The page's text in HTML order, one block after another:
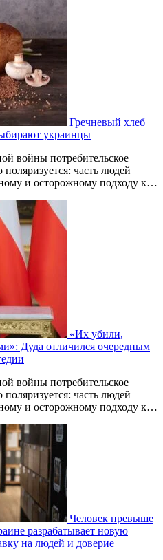
Гречневый хлеб
украинцы
войны потребительское
часть людей
и осторожному подходу к…
«Их убили,
Дуда отличился очередным
войны потребительское
часть людей
и осторожному подходу к…
Человек превыше
разрабатывает новую
на людей и доверие